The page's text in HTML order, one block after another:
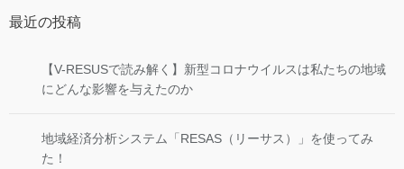
最近の投稿
【V-RESUSで読み解く】新型コロナウイルスは私たちの地域
にどんな影響を与えたのか
地域経済分析システム「RESAS（リーサス）」を使ってみ
た！